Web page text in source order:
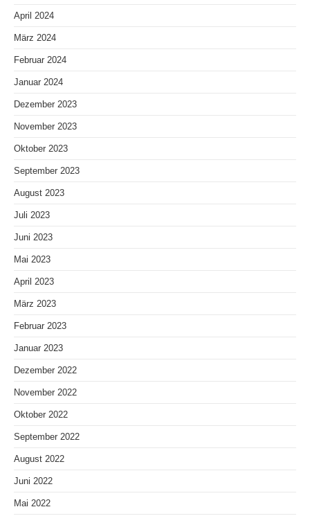
April 2024
März 2024
Februar 2024
Januar 2024
Dezember 2023
November 2023
Oktober 2023
September 2023
August 2023
Juli 2023
Juni 2023
Mai 2023
April 2023
März 2023
Februar 2023
Januar 2023
Dezember 2022
November 2022
Oktober 2022
September 2022
August 2022
Juni 2022
Mai 2022